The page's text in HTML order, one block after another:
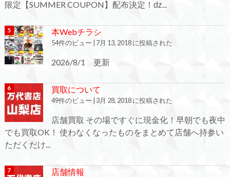
限定【SUMMER COUPON】配布決定！ǳ...
本Webチラシ
54件のビュー 7月 13, 2018 に投稿された
2026/8/1 更新
買取について
49件のビュー 3月 28, 2018 に投稿された
店舗買取 その場ですぐに現金化！早朝でも夜中
でも買取OK！ 使わなくなったものをまとめて店舗へ持参い
ただくだけ...
店舗情報